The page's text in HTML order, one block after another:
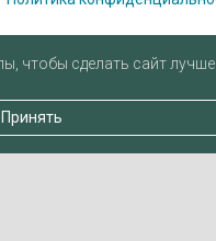
чтобы сделать сайт лучше
Принять